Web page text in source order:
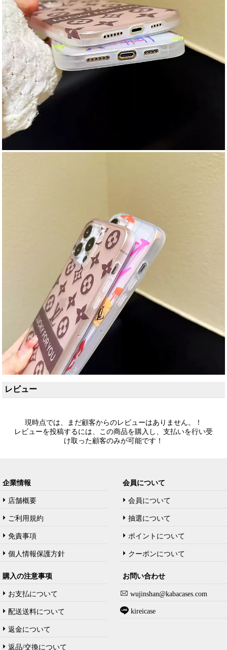
レビュー
現時点では、まだ顧客からのレビューはありません。！
レビューを投稿するには、この商品を購入し、支払いを行い受
け取った顧客のみが可能です！
企業情報
店舗概要
ご利用規約
免責事項
個人情報保護方針
会員について
会員について
抽選について
ポイントについて
クーポンについて
購入の注意事项
お支払について
配送送料について
返金について
返品/交換について
お問い合わせ
wujinshan@kabacases.com
kireicase